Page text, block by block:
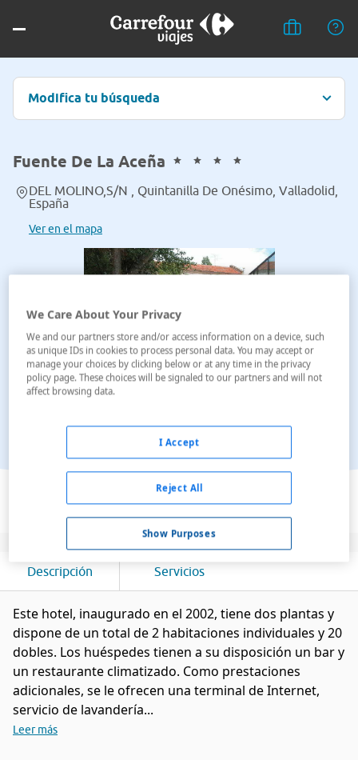
Modifica tu búsqueda
Fuente De La Aceña
DEL MOLINO,S/N , Quintanilla De Onésimo, Valladolid,
España
Ver en el mapa
Ver en el mapa
Descripción Servicios
Este hotel, inaugurado en el 2002, tiene dos plantas y
dispone de un total de 2 habitaciones individuales y 20
dobles. Los huéspedes tienen a su disposición un bar y
un restaurante climatizado. Como prestaciones
adicionales, se le ofrecen una terminal de Internet,
servicio de lavandería...
Leer más
We Care About Your Privacy
We and our partners store and/or access information on a device, such
as unique IDs in cookies to process personal data. You may accept or
manage your choices by clicking below or at any time in the privacy
policy page. These choices will be signaled to our partners and will not
affect browsing data.
Show Purposes
Reject All
I Accept